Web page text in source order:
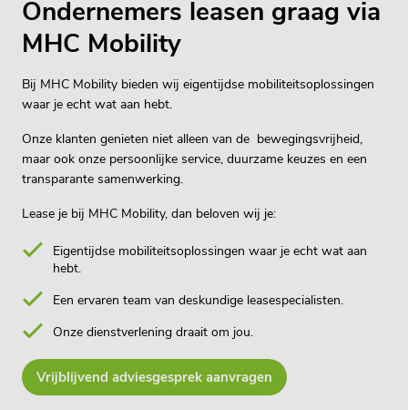
Ondernemers leasen graag via
MHC Mobility
Bij MHC Mobility bieden wij eigentijdse mobiliteitsoplossingen
waar je echt wat aan hebt.
Onze klanten genieten niet alleen van de bewegingsvrijheid,
maar ook onze persoonlijke service, duurzame keuzes en een
transparante samenwerking.
Lease je bij MHC Mobility, dan beloven wij je:
Eigentijdse mobiliteitsoplossingen waar je echt wat aan
hebt.
Een ervaren team van deskundige leasespecialisten.
Onze dienstverlening draait om jou.
Vrijblijvend adviesgesprek aanvragen